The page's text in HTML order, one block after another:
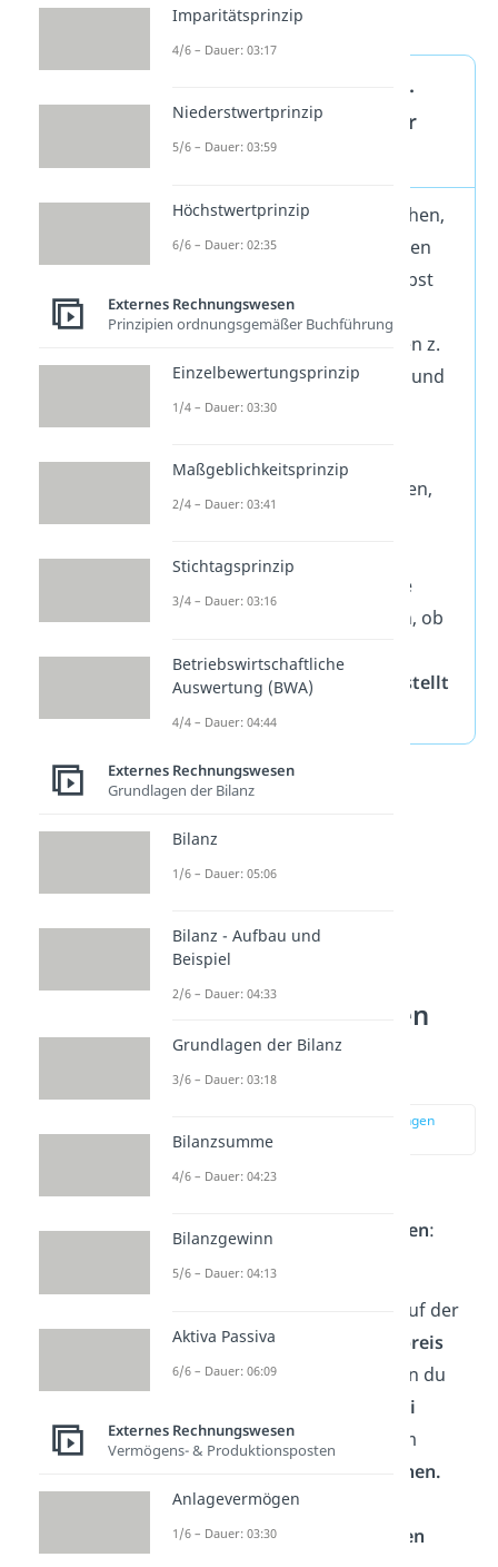
ein.
Anschaffungskosten vs.
Herstellungskosten: Der
Unterschied
Herstellungskosten
entstehen,
wenn ein Unternehmen einen
Vermögensgegenstand selbst
herstellt. Zu den
Herstellungskosten gehören z.
B. die Kosten für Rohstoffe und
Fertigungslöhne.
hingegen alle Aufwendungen,
anfallen. Der grundlegende
Unterschied liegt also darin, ob
gekauftoderintern hergestellt
wird.
Anschaffungskosten
berechnen — Was
gehört dazu?
zur Stelle im Video springen
(01:18)
gehörendrei Arten von Kosten:
Anschaffungspreis
Das ist der Nettobetrag auf der
Rechnung, also der
Kaufpreis
ohne Umsatzsteuer. Wenn du
Boni
erhältst, musst du sie vom
abziehen.
Anschaffungsnebenkosten
Imparitätsprinzip
4/6 – Dauer: 03:17
Niederstwertprinzip
5/6 – Dauer: 03:59
Höchstwertprinzip
6/6 – Dauer: 02:35
Externes Rechnungswesen
Prinzipien ordnungsgemäßer Buchführung
Einzelbewertungsprinzip
1/4 – Dauer: 03:30
Maßgeblichkeitsprinzip
2/4 – Dauer: 03:41
Stichtagsprinzip
3/4 – Dauer: 03:16
Betriebswirtschaftliche
Auswertung (BWA)
4/4 – Dauer: 04:44
Externes Rechnungswesen
Grundlagen der Bilanz
Bilanz
1/6 – Dauer: 05:06
Bilanz - Aufbau und
Beispiel
2/6 – Dauer: 04:33
Grundlagen der Bilanz
3/6 – Dauer: 03:18
Bilanzsumme
4/6 – Dauer: 04:23
Bilanzgewinn
5/6 – Dauer: 04:13
Aktiva Passiva
6/6 – Dauer: 06:09
Externes Rechnungswesen
Vermögens- & Produktionsposten
Anlagevermögen
1/6 – Dauer: 03:30